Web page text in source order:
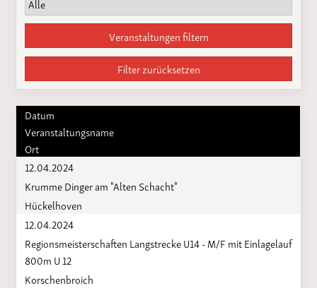
Veranstaltungen filtern
Filter zurücksetzen
Datum
Veranstaltungsname
Ort
12.04.2024
Krumme Dinger am "Alten Schacht"
Hückelhoven
12.04.2024
Regionsmeisterschaften Langstrecke U14 - M/F mit Einlagelauf
800m U 12
Korschenbroich